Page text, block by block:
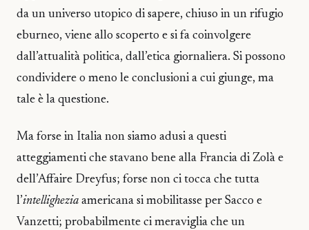
da un universo utopico di sapere, chiuso in un rifugio
eburneo, viene allo scoperto e si fa coinvolgere
dall’attualità politica, dall’etica giornaliera. Si possono
condividere o meno le conclusioni a cui giunge, ma
tale è la questione.
Ma forse in Italia non siamo adusi a questi
atteggiamenti che stavano bene alla Francia di Zolà e
dell’Affaire Dreyfus; forse non ci tocca che tutta
l’intellighezia americana si mobilitasse per Sacco e
Vanzetti; probabilmente ci meraviglia che un